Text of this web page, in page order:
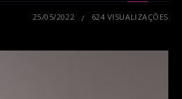
25/05/2022 624 VISUALIZAÇÕES